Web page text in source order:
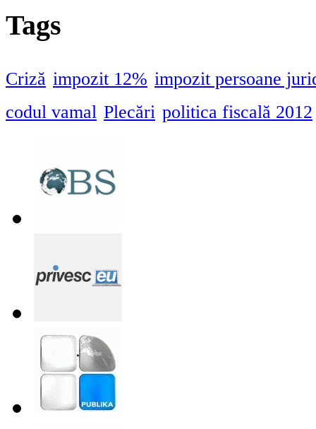
Tags
Criză impozit 12% impozit persoane
codul vamal Plecări politica fiscală 2012